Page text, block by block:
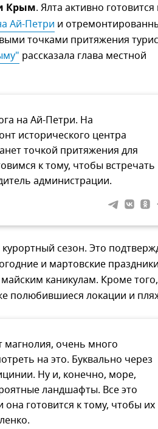
Крым. Ялта активно готовится
Ай-Петри и
точками притяжения
рассказала глава местной
на Ай-Петри. На
исторического центра
точкой притяжения для
к тому, чтобы встречать
администрации.
сезон. Это
и мартовские
каникулам. Кроме
полюбившиеся локации и
магнолия, очень много
на это. Буквально через
Ну и, конечно, море,
ландшафты. Все это
она готовится к тому, чтобы их